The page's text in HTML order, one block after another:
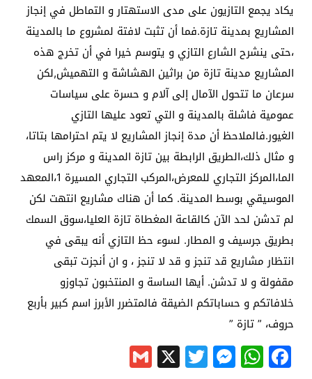
يكاد يجمع التازيون على مدى الاستهتار و التماطل في إنجاز
المشاريع بمدينة تازة.فما أن تثبت لافتة لمشروع ما بالمدينة
،حتى ينشرح الشارع التازي و يتوسم خيرا في أن تخرج هذه
المشاريع مدينة تازة من براثين الهشاشة و التهميش,لكن
سرعان ما تتحول الآمال إلى آلام و حسرة على سياسات
عمومية فاشلة بالمدينة و التي تعود عليها التازي
الغيور.فالملاحظ أن مدة إنجاز المشاريع لا يتم احترامها بتاتا،
و مثال ذلك،الطريق الرابطة بين تازة المدينة و مركز راس
الما،المركز التجاري للمعرض،المركب التجاري المسيرة 1،المعهد
الموسيقي بوسط المدينة. كما أن هناك مشاريع انتهت لكن
لم تدشن لحد الآن كالقاعة المغطاة تازة العليا،سوق السمك
بطريق جرسيف و المطار. لسوء حظ التازي أنه يبقى في
انتظار مشاريع قد تنجز و قد لا تنجز ، و ان أنجزت تبقى
مقفولة و لا تدشن. أيها الساسة و المنتخبون تجاوزو
خلافاتكم و حساباتكم الضيقة فالمتضرر الأبرز اسم كبير بأربع
حروف، ” تازة ”
Facebook
WhatsApp
Messenger
Twitter
X